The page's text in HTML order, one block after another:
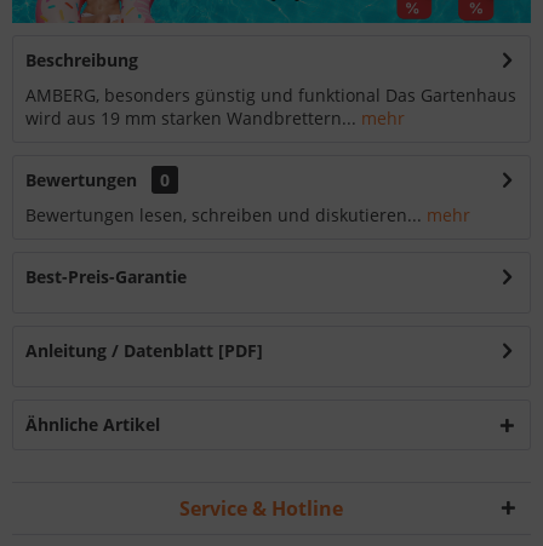
Beschreibung
AMBERG, besonders günstig und funktional Das Gartenhaus
wird aus 19 mm starken Wandbrettern... mehr
Bewertungen
0
Bewertungen lesen, schreiben und diskutieren... mehr
Best-Preis-Garantie
Anleitung / Datenblatt [PDF]
Ähnliche Artikel
Service & Hotline